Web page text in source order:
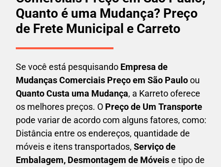
Quanto é uma Mudança? Preço
de Frete Municipal e Carreto
Se você está pesquisando Empresa de
MudançasComerciais Preço em São Pauloou
Quanto Custa uma Mudança, a Karreto oferece
os melhores preços. O Preço de Um Transporte
pode variar de acordo com alguns fatores, como:
Distância entre os endereços, quantidade de
móveis e itens transportados, Serviço de
Embalagem, Desmontagem de Móveise tipo de